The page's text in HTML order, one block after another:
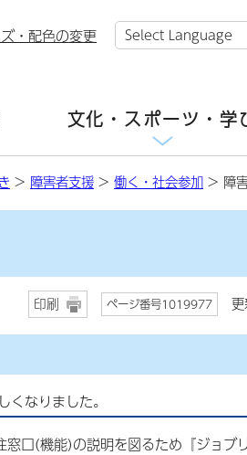
・配色の変更
文化・スポーツ・学
> 障害者支援 > 働く・社会参加 > 障
印刷 ページ番号1019977
くなりました。
口(機能)の説明を図るため『ジョブ